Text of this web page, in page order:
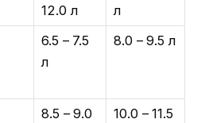
12.0 л
л
6.5 – 7.5
л
8.0 – 9.5 л
8.5 – 9.0
10.0 – 11.5